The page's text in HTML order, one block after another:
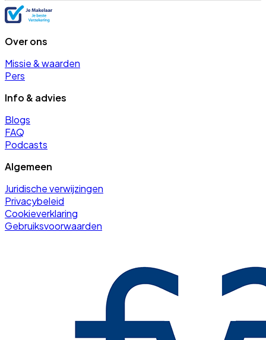
Over ons
Missie & waarden
Pers
Info & advies
Blogs
FAQ
Podcasts
Algemeen
Juridische verwijzingen
Privacybeleid
Cookieverklaring
Gebruiksvoorwaarden